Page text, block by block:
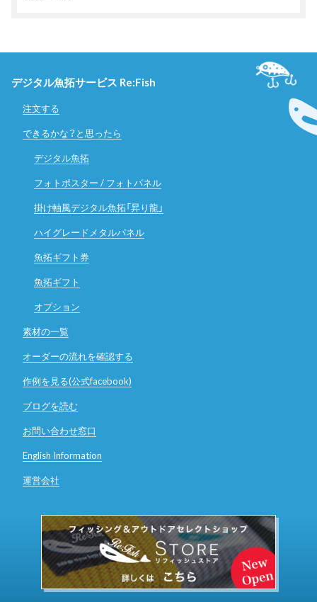
デジタル魚拓サービス Re:Fish
注文する
できるかな？と思ったら
デジタル魚拓
フォトポスター / フォトパネル
掛け軸風デジタル魚拓「昇り龍」
ハイグレードメタルパネル
魚拓ギフト券
魚拓ギフト
オプション
素材の一覧
オーダーの流れを確認する
作例を見る(公式facebook)
ブログを読む
お問い合わせ窓口
English Information
運営会社